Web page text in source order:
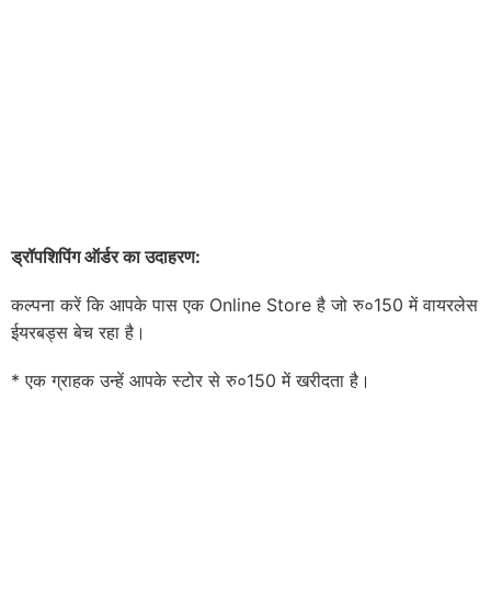
ड्रॉपशिपिंग ऑर्डर का उदाहरण:
कल्पना करें कि आपके पास एक Online Store है जो रु०150 में वायरलेस
ईयरबड्स बेच रहा है।
* एक ग्राहक उन्हें आपके स्टोर से रु०150 में खरीदता है।